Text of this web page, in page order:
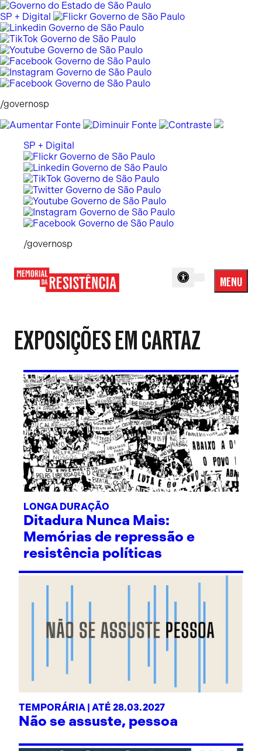
Pular
para
o
conteúdo
SP + Digital
/governosp
SP + Digital
/governosp
MENU
Menu
EXPOSIÇÕES EM CARTAZ
LONGA DURAÇÃO
Ditadura Nunca Mais:
Memórias de repressão e
resistência políticas
TEMPORÁRIA | ATÉ 28.03.2027
Não se assuste, pessoa